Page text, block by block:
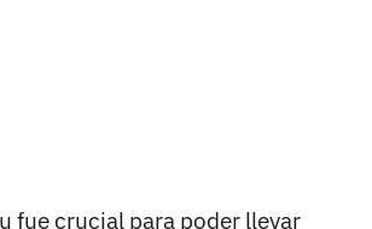
fue crucial para poder llevar